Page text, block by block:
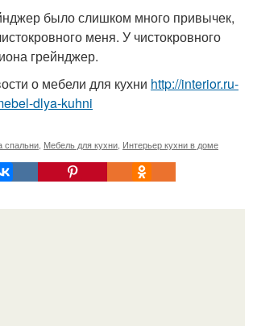
было слишком много привычек,
меня. У чистокровного
грейнджер.
о мебели для кухни http://interior.ru-
dlya-kuhni
спальни Мебель для кухни Интерьер кухни в доме